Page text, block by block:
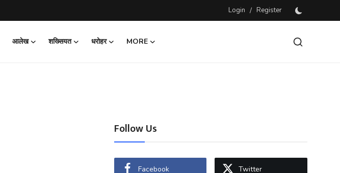
Login / Register
आलेख शख्सियत धरोहर
MORE
Follow Us
Facebook Twitter